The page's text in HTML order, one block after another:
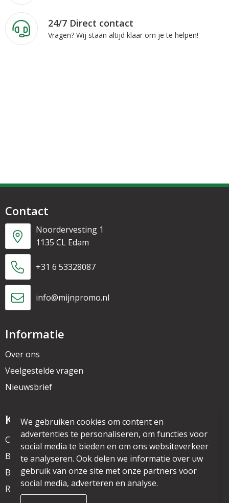
24/7 Direct contact
Vragen? Wij staan altijd klaar om je te helpen!
Contact
Noordervesting 1
1135 CL Edam
+31 6 53328087
info@mijnpromo.nl
Informatie
Over ons
Veelgestelde vragen
Nieuwsbrief
Klantenservice
Contact
Bestelling & Bezorging
Betaalmethoden
Retourneren
We gebruiken cookies om content en
advertenties te personaliseren, om functies voor
social media te bieden en om ons websiteverkeer
te analyseren. Ook delen we informatie over uw
gebruik van onze site met onze partners voor
social media, adverteren en analyse.